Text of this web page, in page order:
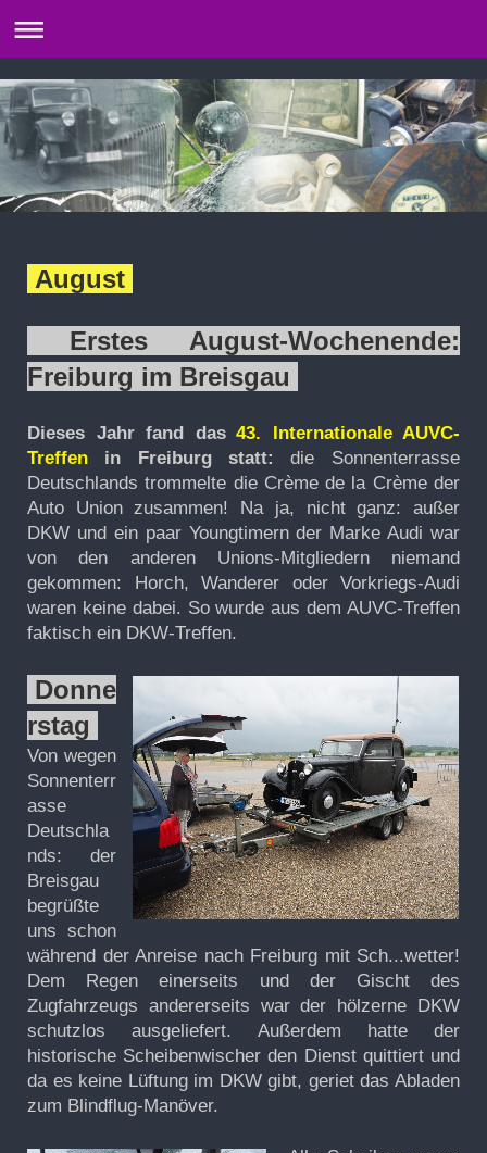
August
Erstes August-Wochenende:
Freiburg im Breisgau
Dieses Jahr fand das 43. Internationale AUVC-
Treffen
in Freiburg statt:
die Sonnenterrasse
Deutschlands trommelte die Crème de la Crème der
Auto Union zusammen! Na ja, nicht ganz: außer
DKW und ein paar Youngtimern der Marke Audi war
von den anderen Unions-Mitgliedern niemand
gekommen: Horch, Wanderer oder Vorkriegs-Audi
waren keine dabei. So wurde aus dem AUVC-Treffen
faktisch ein DKW-Treffen.
Donne
rstag
Von wegen
Sonnenterr
asse
Deutschla
nds: der
Breisgau
begrüßte
uns schon
während der Anreise nach Freiburg mit Sch...wetter!
Dem Regen einerseits und der Gischt des
Zugfahrzeugs andererseits war der hölzerne DKW
schutzlos ausgeliefert. Außerdem hatte der
historische Scheibenwischer den Dienst quittiert und
da es keine Lüftung im DKW gibt, geriet das Abladen
zum Blindflug-Manöver.